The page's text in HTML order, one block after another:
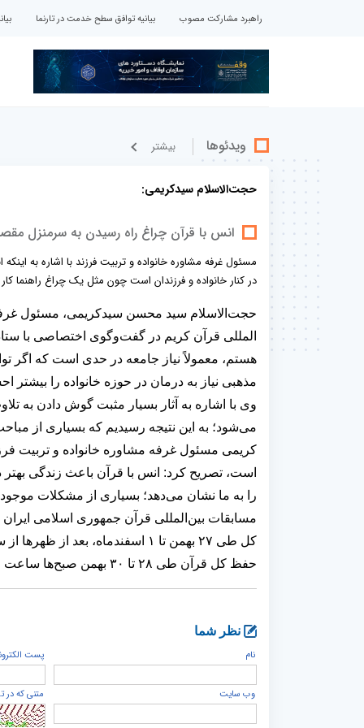
راهبرد مشارکت مصوب بیانیه توافق سطح خدمت در تارنما
ویدئوها بيشتر
حجت‌الاسلام سیدکریمی:
انس با قرآن چراغ راه رسیدن به سرمنزل
مسئول غرفه مشاوره خانواده و تربیت فرزند با اشاره به
در کنار خانواده و فرزندان است چون مثل یک چراغ راهنما
حجت‌الاسلام سید محسن سیدکریمی، مسئول
المللی قرآن کریم در گفت‌وگوی اختصاصی با
هستم، معمولاً نیاز جامعه در حدی است که اگر
مذهبی نیاز به درمان در حوزه خانواده را
وی با اشاره به آثار بسیار مثبت گوش دادن به
می‌شود؛ به این نتیجه رسیدیم که بسیاری از
کریمی مسئول غرفه مشاوره خانواده و تربیت
است، تصریح کرد: انس با قرآن باعث زندگی
را به ما نشان می‌دهد؛ بسیاری از مشکلات
مسابقات بین‌المللی قرآن جمهوری اسلامی
کل طی ۲۷ بهمن تا ۱
اسفندماه، بعد از ظهرها
حفظ کل قرآن طی ۲۸ تا ۳۰ بهمن صبح‌ها ساعت
نظر شما
نام
پست
وب سایت متنی که در